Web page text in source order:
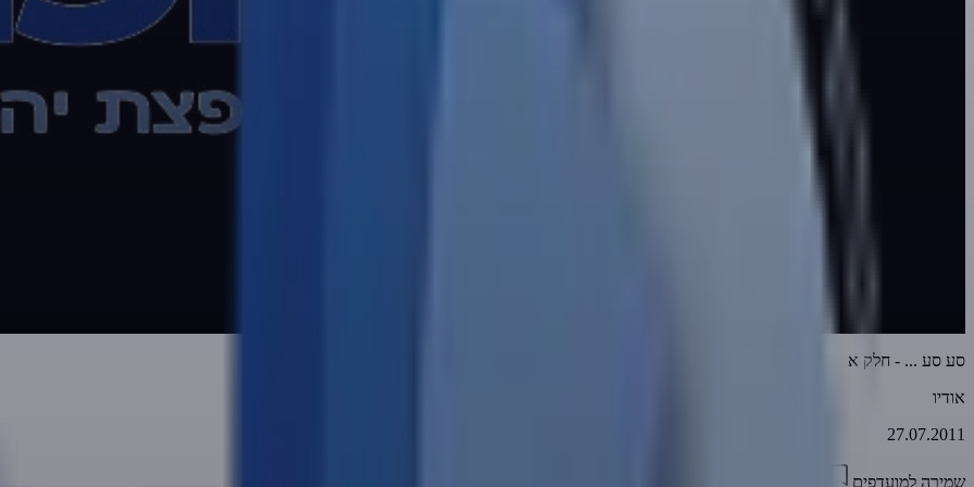
סע סע ... - חלק א
אודיו
27.07.2011
שמירה למועדפים